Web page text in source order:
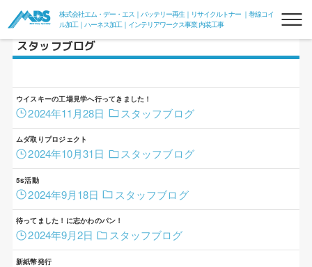
株式会社エム・デー・エス｜バッテリー再生｜リサイクルトナー ｜巻線コイ
ル加工｜ハーネス加工｜インテリアワークス事業 内装工事
フォークリフトリフレッシュバッテリー
フォークde電力変換器100V
組電池
スタッフブログ
2024年11月28日 スタッフブログ
ウイスキーの工場見学へ行ってきました！
2024年10月31日 スタッフブログ
ムダ取りプロジェクト
2024年9月18日 スタッフブログ
5s活動
2024年9月2日 スタッフブログ
待ってました！に志かわのパン！
新紙幣発行